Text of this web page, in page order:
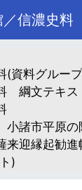
信濃史料
(資料グルー
綱文テキス
諸市平原の
来迎縁起勧進
)